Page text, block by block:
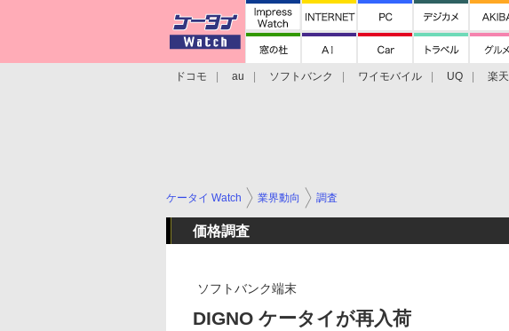
ドコモ au ソフトバンク ワイモバイル UQ 楽天
ケータイ Watch 業界動向 調査
価格調査
ソフトバンク端末
DIGNO ケータイが再入荷